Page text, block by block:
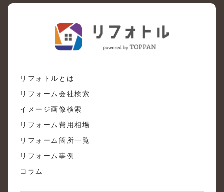
リフォトルとは
リフォーム会社検索
イメージ画像検索
リフォーム費用相場
リフォーム箇所一覧
リフォーム事例
コラム